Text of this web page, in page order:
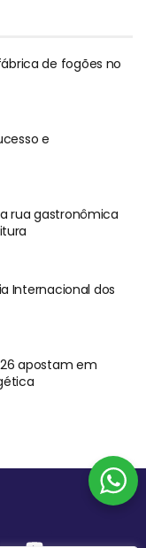
de fogões no
e
rua gastronômica
Internacional dos
apostam em